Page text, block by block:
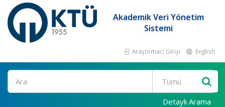
Akademik Veri Yönetim
Sistemi
Araştırmacı Girişi English
Ara
Detaylı Arama